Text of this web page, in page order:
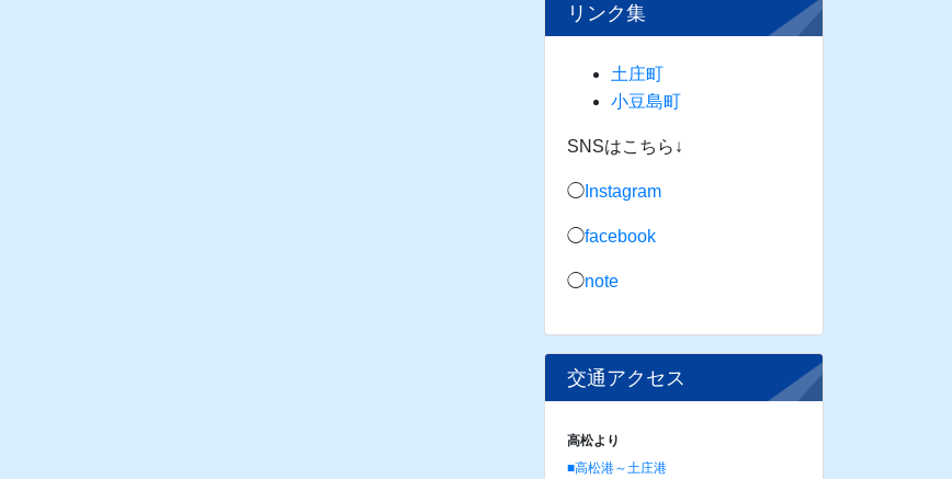
リンク集
土庄町
小豆島町
SNSはこちら↓
◯ Instagram
◯facebook
◯note
交通アクセス
高松より
■高松港～土庄港